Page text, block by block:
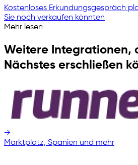
Kostenloses Erkundungsgespräch
Sie noch verkaufen könnten
Mehr lesen
Weitere Integrationen,
Nächstes erschließen
→
Marktplatz, Spanien und mehr